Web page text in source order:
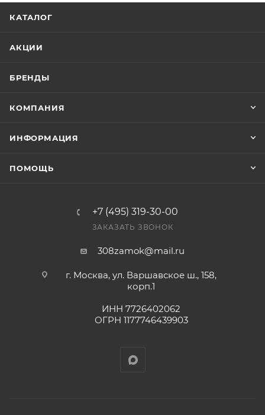
Цены на сайте не являются оптовыми и
приходит письмо только для подтверждения, что
счете после проверки товара на наличие на складе.
оплата выставленного счета.
КАТАЛОГ
АКЦИИ
БРЕНДЫ
КОМПАНИЯ
ИНФОРМАЦИЯ
ПОМОЩЬ
+7 (495) 319-30-00
ЗАКАЗАТЬ ЗВОНОК
308zamok@mail.ru
г. Москва, ул. Варшавское ш., 158,
корп.1
ИНН 7726402062
ОГРН 1177746439903